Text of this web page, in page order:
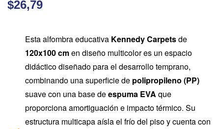
$26,79
Esta alfombra educativa Kennedy Carpetsde
120x100 cmen diseño multicolor es un espacio
didáctico diseñado para el desarrollo temprano,
combinando una superficie de polipropileno (PP)
suave con una base deespuma EVA que
proporciona amortiguación e impacto térmico. Su
estructura multicapa aísla el frío del piso y cuenta con